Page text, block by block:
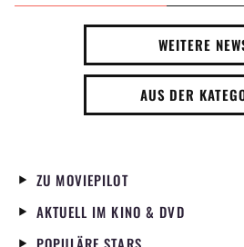
WEITERE
AUS DER
ZU MOVIEPILOT
AKTUELL IM KINO & DVD